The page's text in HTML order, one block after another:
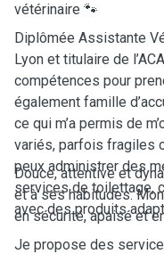
vétérinaire 🐾
Diplômée Assistante
Lyon et titulaire de
compétences pour
également famille
ce qui m’a permis de
variés, parfois fragiles
peux administrer des
services de toilettage,
avec des produits
Douce, attentive et
et à ses habitudes.
en sécurité, apaisé et
Je propose des